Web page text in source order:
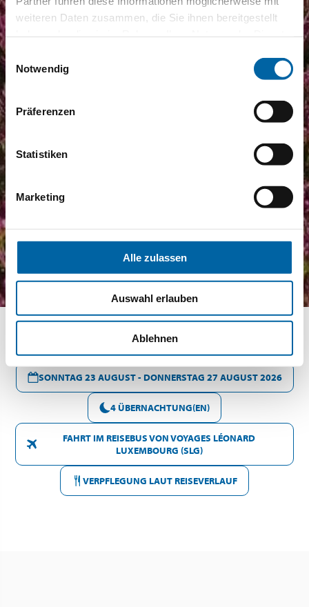
weiteren Daten zusammen, die Sie ihnen bereitgestellt
Einwilligungsauswahl
Notwendig
Präferenzen
Statistiken
Marketing
Alle zulassen
Auswahl erlauben
Ablehnen
SONNTAG 23 AUGUST - DONNERSTAG 27 AUGUST 2026
4 ÜBERNACHTUNG(EN)
FAHRT IM REISEBUS VON VOYAGES LÉONARD
LUXEMBOURG (SLG)
VERPFLEGUNG LAUT REISEVERLAUF